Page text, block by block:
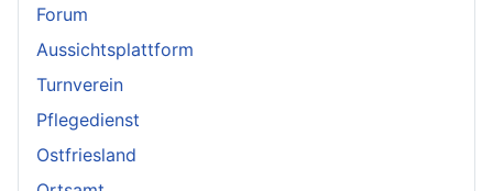
Forum
Aussichtsplattform
Turnverein
Pflegedienst
Ostfriesland